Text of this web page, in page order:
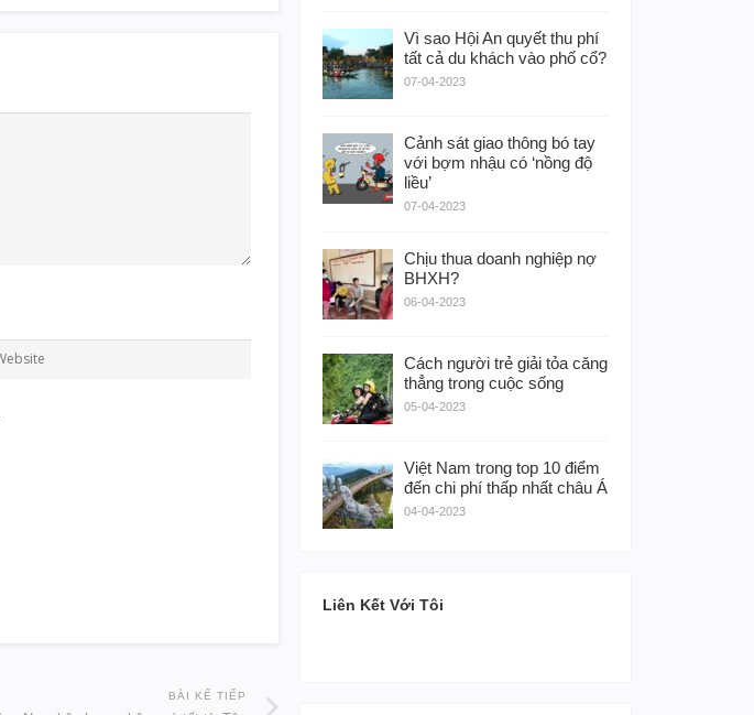
BÀI KẾ TIẾP
Vì sao Hội An quyết thu phí
tất cả du khách vào phố cổ?
07-04-2023
Cảnh sát giao thông bó tay
với bợm nhậu có ‘nồng độ
liều’
07-04-2023
Chịu thua doanh nghiệp nợ
BHXH?
06-04-2023
Cách người trẻ giải tỏa căng
thẳng trong cuộc sống
05-04-2023
Việt Nam trong top 10 điểm
đến chi phí thấp nhất châu Á
04-04-2023
Liên Kết Với Tôi